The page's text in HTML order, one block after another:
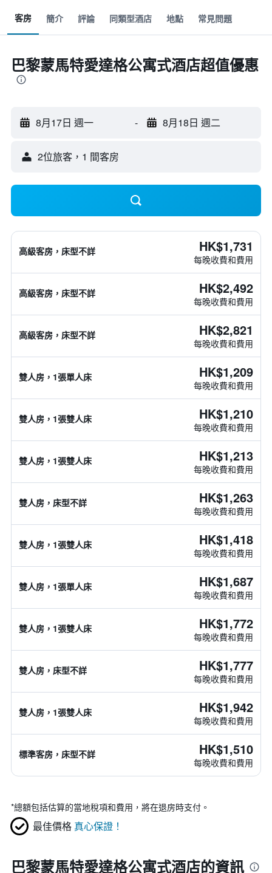
客房 簡介 評論 同類型酒店 地點 常見問題
巴黎蒙馬特愛達格公寓式酒店超值優惠
8月17日 週一 - 8月18日 週二
2位旅客，1 間客房
高級客房，床型不詳 HK$1,731
每晚收費和費用
高級客房，床型不詳 HK$2,492
每晚收費和費用
高級客房，床型不詳 HK$2,821
每晚收費和費用
雙人房，1張單人床 HK$1,209
每晚收費和費用
雙人房，1張雙人床 HK$1,210
每晚收費和費用
雙人房，1張雙人床 HK$1,213
每晚收費和費用
雙人房，床型不詳 HK$1,263
每晚收費和費用
雙人房，1張雙人床 HK$1,418
每晚收費和費用
雙人房，1張單人床 HK$1,687
每晚收費和費用
雙人房，1張雙人床 HK$1,772
每晚收費和費用
雙人房，床型不詳 HK$1,777
每晚收費和費用
雙人房，1張雙人床 HK$1,942
每晚收費和費用
標準客房，床型不詳 HK$1,510
每晚收費和費用
*總額包括估算的當地稅項和費用，將在退房時支付。
最佳價格 真心保證！
巴黎蒙馬特愛達格公寓式酒店的資訊